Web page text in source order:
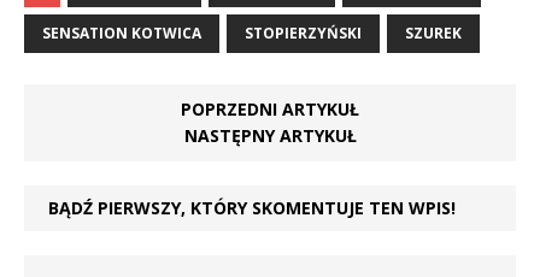
SENSATION KOTWICA STOPIERZYŃSKI SZUREK
POPRZEDNI ARTYKUŁ
NASTĘPNY ARTYKUŁ
BĄDŹ PIERWSZY, KTÓRY SKOMENTUJE TEN WPIS!